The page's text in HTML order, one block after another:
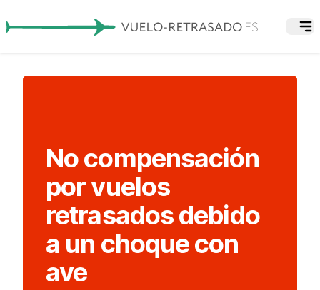
No compensación
por vuelos
retrasados debido
a un choque con
ave